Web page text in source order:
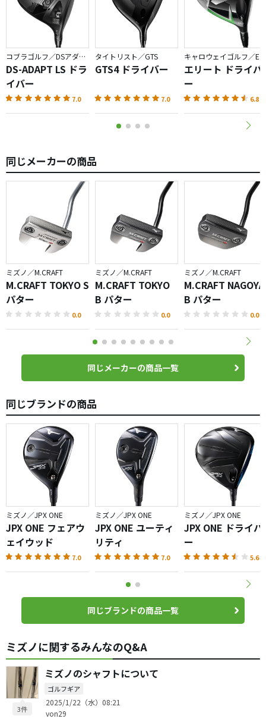
コブラゴルフ／DSアダプト
DS-ADAPT LS ドラ
イバー
7.0
タイトリスト／GTS
GTS4 ドライバー
7.0
エリート ドライバ
ー
6.8
同じメーカーの商品
ミズノ／M.CRAFT
M.CRAFT TOKYO S
パター
0.0
ミズノ／M.CRAFT
M.CRAFT TOKYO
B パター
0.0
ミズノ／M.CRAFT
M.CRAFT NAGOYA
B パター
0.0
同じメーカーの商品一覧
同じブランドの商品
ミズノ／JPX ONE
JPX ONE フェアウ
ェイウッド
7.0
ミズノ／JPX ONE
JPX ONE ユーティ
リティ
7.0
ミズノ／JPX ONE
JPX ONE ドライバ
ー
5.6
同じブランドの商品一覧
ミズノに関するみんなのQ&A
3件
ミズノのシャフトについて
ゴルフギア
2025/1/22（水）08:21
von29